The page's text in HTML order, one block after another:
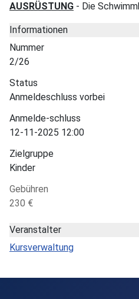
AUSRÜSTUNG - Die
Informationen
Nummer
2/26
Status
Anmeldeschluss vorbei
Anmelde-schluss
12-11-2025 12:00
Zielgruppe
Kinder
Gebühren
230 €
Veranstalter
Kursverwaltung